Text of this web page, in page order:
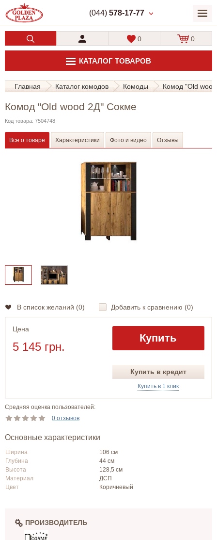
(044) 578-17-77
КАТАЛОГ ТОВАРОВ
0 0
Главная Каталог комодов Комоды Комод "Old
Комод "Old wood 2Д" Сокме
Код товара: 7504748
Все о товаре Характеристики Фото и видео Отзывы
В список желаний (0) Добавить к сравнению (0)
Цена
5 145 грн.
Купить
Купить в кредит
Купить в 1 клик
Средняя оценка пользователей:
0 отзывов
Основные характеристики
Ширина
106 см
Глубина
44 см
Высота
128,5 см
Материал
ДСП
Цвет
Коричневый
ПРОИЗВОДИТЕЛЬ